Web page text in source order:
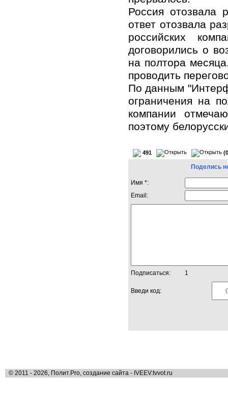
Россия отозвала
ответ отозвала
российских
договорились о
на полтора
проводить
По данным
ограничения на
компании
поэтому
491
Поделись
Имя *:
Email:
Подписаться: 1
Введи код:
© 2011 - 2026, Полит.Pro, создание сайта - IVEEV.tvvot.ru